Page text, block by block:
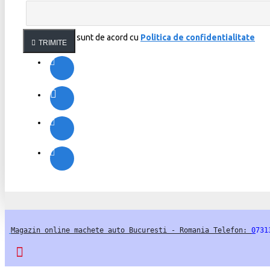
TRIMITE
Am citit şi sunt de acord cu Politica de confidentialitate
Magazin online machete auto Bucuresti - Romania Telefon: 0